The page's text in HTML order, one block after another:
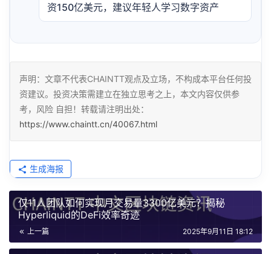
资150亿美元，建议年轻人学习数字资产
声明：文章不代表CHAINTT观点及立场，不构成本平台任何投
资建议。投资决策需建立在独立思考之上，本文内容仅供参
考，风险 自担！转载请注明出处：
https://www.chaintt.cn/40067.html
生成海报
仅11人团队如何实现月交易量3300亿美元？揭秘
Hyperliquid的DeFi效率奇迹
上一篇 2025年9月11日 18:12